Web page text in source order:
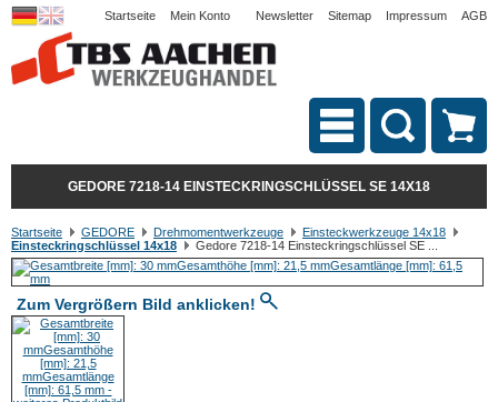
Startseite Mein Konto Newsletter Sitemap Impressum AGB
GEDORE 7218-14 EINSTECKRINGSCHLÜSSEL SE 14X18
Startseite GEDORE Drehmomentwerkzeuge
Einsteckwerkzeuge 14x18
Einsteckringschlüssel 14x18
Gedore 7218-14 Einsteckringschlüssel SE ...
Zum Vergrößern Bild anklicken!